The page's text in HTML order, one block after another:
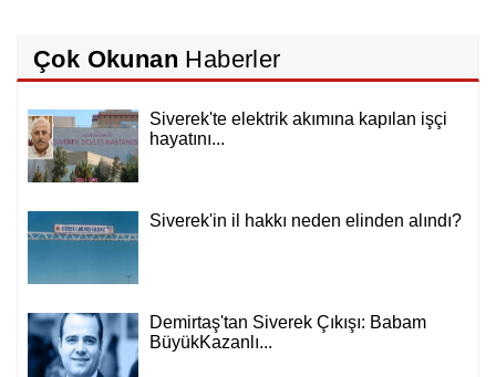
Çok Okunan Haberler
Siverek'te elektrik akımına kapılan işçi
hayatını...
Siverek'in il hakkı neden elinden alındı?
Demirtaş'tan Siverek Çıkışı: Babam
BüyükKazanlı...